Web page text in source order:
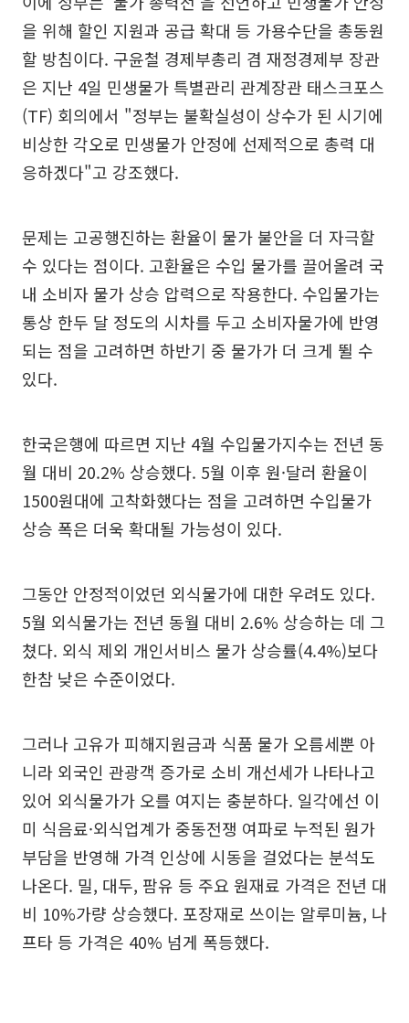
을 위해 할인 지원과 공급 확대 등 가용수단을 총동원
할 방침이다. 구윤철 경제부총리 겸 재정경제부 장관
은 지난 4일 민생물가 특별관리 관계장관 태스크포스
(TF) 회의에서 "정부는 불확실성이 상수가 된 시기에
비상한 각오로 민생물가 안정에 선제적으로 총력 대
응하겠다"고 강조했다.
문제는 고공행진하는 환율이 물가 불안을 더 자극할
수 있다는 점이다. 고환율은 수입 물가를 끌어올려 국
내 소비자 물가 상승 압력으로 작용한다. 수입물가는
통상 한두 달 정도의 시차를 두고 소비자물가에 반영
되는 점을 고려하면 하반기 중 물가가 더 크게 뛸 수
있다.
한국은행에 따르면 지난 4월 수입물가지수는 전년 동
월 대비 20.2% 상승했다. 5월 이후 원·달러 환율이
1500원대에 고착화했다는 점을 고려하면 수입물가
상승 폭은 더욱 확대될 가능성이 있다.
그동안 안정적이었던 외식물가에 대한 우려도 있다.
5월 외식물가는 전년 동월 대비 2.6% 상승하는 데 그
쳤다. 외식 제외 개인서비스 물가 상승률(4.4%)보다
한참 낮은 수준이었다.
그러나 고유가 피해지원금과 식품 물가 오름세뿐 아
니라 외국인 관광객 증가로 소비 개선세가 나타나고
있어 외식물가가 오를 여지는 충분하다. 일각에선 이
미 식음료·외식업계가 중동전쟁 여파로 누적된 원가
부담을 반영해 가격 인상에 시동을 걸었다는 분석도
나온다. 밀, 대두, 팜유 등 주요 원재료 가격은 전년 대
비 10%가량 상승했다. 포장재로 쓰이는 알루미늄, 나
프타 등 가격은 40% 넘게 폭등했다.